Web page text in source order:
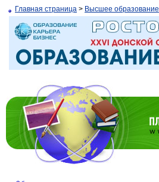
Главная страница > Высшее образование